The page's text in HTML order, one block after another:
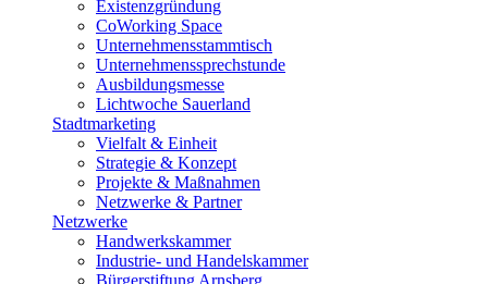
Existenzgründung
CoWorking Space
Unternehmensstammtisch
Unternehmenssprechstunde
Ausbildungsmesse
Lichtwoche Sauerland
Stadtmarketing
Vielfalt & Einheit
Strategie & Konzept
Projekte & Maßnahmen
Netzwerke & Partner
Netzwerke
Handwerkskammer
Industrie- und Handelskammer
Bürgerstiftung Arnsberg